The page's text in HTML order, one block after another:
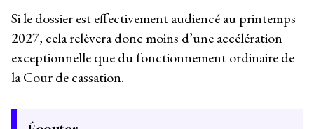
Si le dossier est effectivement audiencé au printemps
2027, cela relèvera donc moins d’une accélération
exceptionnelle que du fonctionnement ordinaire de
la Cour de cassation.